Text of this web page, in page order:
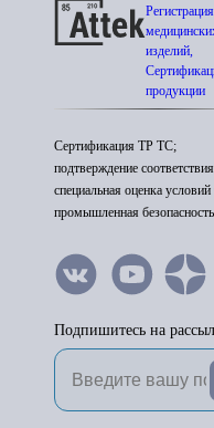
Регистрация
изделий,
продукции
Сертификация ТР ТС;
подтверждение
специальная оценка условий
промышленная
Подпишитесь на